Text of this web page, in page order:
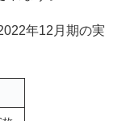
年12月期の実